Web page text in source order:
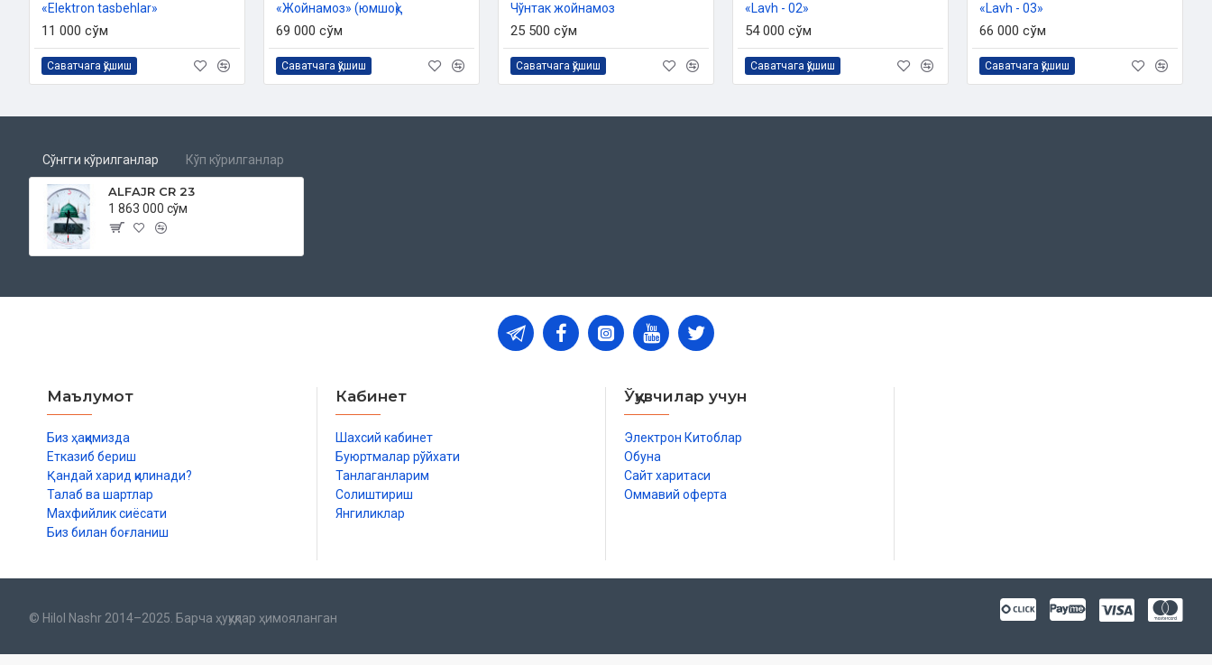
«Elektron tasbehlar»
11 000 сўм
Саватчага қўшиш
«Жойнамоз» (юмшоқ)
69 000 сўм
Саватчага қўшиш
Чўнтак жойнамоз
25 500 сўм
Саватчага қўшиш
«Lavh - 02»
54 000 сўм
Саватчага қўшиш
«Lavh - 03»
66 000 сўм
Саватчага қўшиш
Сўнгги кўрилганлар Кўп кўрилганлар
ALFAJR CR 23
1 863 000 сўм
Маълумот
Биз ҳақимизда
Етказиб бериш
Қандай харид қилинади?
Талаб ва шартлар
Махфийлик сиёсати
Биз билан боғланиш
Кабинет
Шахсий кабинет
Буюртмалар рўйхати
Танлаганларим
Солиштириш
Янгиликлар
Ўқувчилар учун
Электрон Китоблар
Обуна
Сайт харитаси
Оммавий оферта
© Hilol Nashr 2014–2025. Барча ҳуқуқлар ҳимояланган